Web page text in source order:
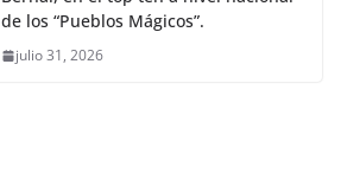
de los “Pueblos Mágicos”.
julio 31, 2026